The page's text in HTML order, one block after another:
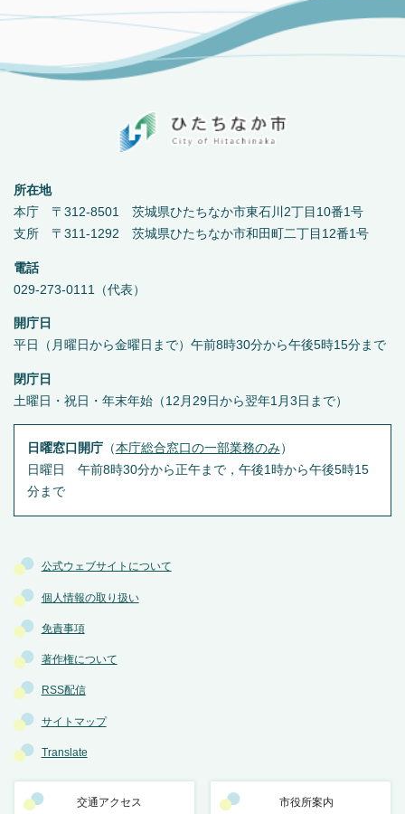
公式ウェブサイトについて
個人情報の取り扱い
免責事項
著作権について
RSS配信
サイトマップ
Translate
交通アクセス 市役所案内
所在地
本庁 〒312-8501 茨城県ひたちなか市東石川2丁目10番1号
支所 〒311-1292 茨城県ひたちなか市和田町二丁目12番1号
電話
029-273-0111（代表）
開庁日
平日（月曜日から金曜日まで）午前8時30分から午後5時15分まで
閉庁日
土曜日・祝日・年末年始（12月29日から翌年1月3日まで）
日曜窓口開庁（本庁総合窓口の一部業務のみ ）
日曜日 午前8時30分から正午まで，午後1時から午後5時15
分まで